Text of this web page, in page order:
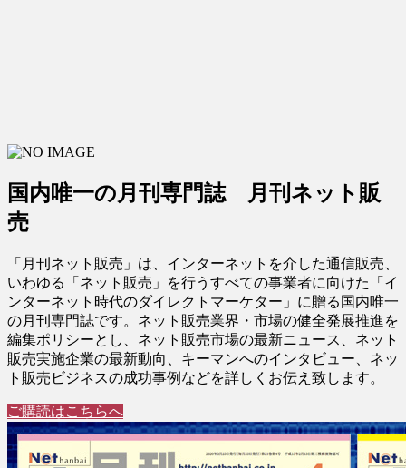
国内唯一の月刊専門誌 月刊ネット販
売
「月刊ネット販売」は、インターネットを介した通信販売、
いわゆる「ネット販売」を行うすべての事業者に向けた「イ
ンターネット時代のダイレクトマーケター」に贈る国内唯一
の月刊専門誌です。ネット販売業界・市場の健全発展推進を
編集ポリシーとし、ネット販売市場の最新ニュース、ネット
販売実施企業の最新動向、キーマンへのインタビュー、ネッ
ト販売ビジネスの成功事例などを詳しくお伝え致します。
ご購読はこちらへ